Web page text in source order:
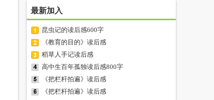
最新加入
昆虫记的读后感600字
《教育的目的》读后感
稻草人手记读后感
高中生百年孤独读后感800字
《把栏杆拍遍》读后感
《把栏杆拍遍》读后感